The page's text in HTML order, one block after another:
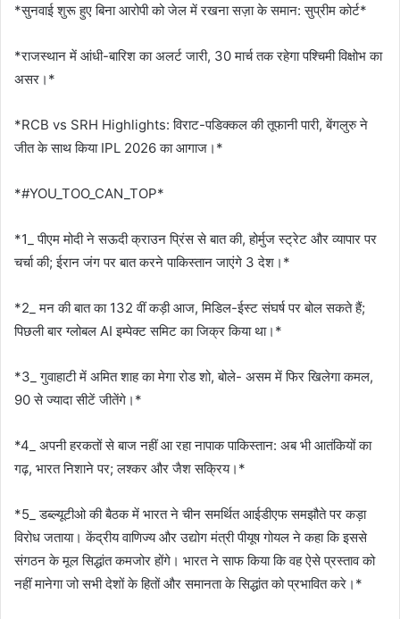
*सुनवाई शुरू हुए बिना आरोपी को जेल में रखना सज़ा के समान: सुप्रीम कोर्ट*
*राजस्थान में आंधी-बारिश का अलर्ट जारी, 30 मार्च तक रहेगा पश्चिमी विक्षोभ का
असर।*
*RCB vs SRH Highlights: विराट-पडिक्‍कल की तूफानी पारी, बेंगलुरु ने
जीत के साथ किया IPL 2026 का आगाज।*
*#YOU_TOO_CAN_TOP*
*1_ पीएम मोदी ने सऊदी क्राउन प्रिंस से बात की, होर्मुज स्ट्रेट और व्यापार पर
चर्चा की; ईरान जंग पर बात करने पाकिस्तान जाएंगे 3 देश।*
*2_ मन की बात का 132 वीं कड़ी आज, मिडिल-ईस्ट संघर्ष पर बोल सकते हैं;
पिछली बार ग्लोबल AI इम्पेक्ट समिट का जिक्र किया था।*
*3_ गुवाहाटी में अमित शाह का मेगा रोड शो, बोले- असम में फिर खिलेगा कमल,
90 से ज्यादा सीटें जीतेंगे।*
*4_ अपनी हरकतों से बाज नहीं आ रहा नापाक पाकिस्तान: अब भी आतंकियों का
गढ़, भारत निशाने पर; लश्कर और जैश सक्रिय।*
*5_ डब्ल्यूटीओ की बैठक में भारत ने चीन समर्थित आईडीएफ समझौते पर कड़ा
विरोध जताया। केंद्रीय वाणिज्य और उद्योग मंत्री पीयूष गोयल ने कहा कि इससे
संगठन के मूल सिद्धांत कमजोर होंगे। भारत ने साफ किया कि वह ऐसे प्रस्ताव को
नहीं मानेगा जो सभी देशों के हितों और समानता के सिद्धांत को प्रभावित करे।*